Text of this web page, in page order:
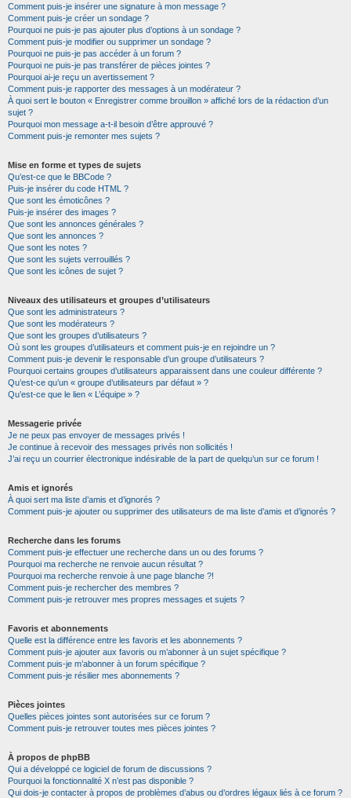
Comment puis-je insérer une signature à mon message ?
Comment puis-je créer un sondage ?
Pourquoi ne puis-je pas ajouter plus d’options à un sondage ?
Comment puis-je modifier ou supprimer un sondage ?
Pourquoi ne puis-je pas accéder à un forum ?
Pourquoi ne puis-je pas transférer de pièces jointes ?
Pourquoi ai-je reçu un avertissement ?
Comment puis-je rapporter des messages à un modérateur ?
À quoi sert le bouton « Enregistrer comme brouillon » affiché lors de la rédaction d’un
sujet ?
Pourquoi mon message a-t-il besoin d’être approuvé ?
Comment puis-je remonter mes sujets ?
Mise en forme et types de sujets
Qu’est-ce que le BBCode ?
Puis-je insérer du code HTML ?
Que sont les émoticônes ?
Puis-je insérer des images ?
Que sont les annonces générales ?
Que sont les annonces ?
Que sont les notes ?
Que sont les sujets verrouillés ?
Que sont les icônes de sujet ?
Niveaux des utilisateurs et groupes d’utilisateurs
Que sont les administrateurs ?
Que sont les modérateurs ?
Que sont les groupes d’utilisateurs ?
Où sont les groupes d’utilisateurs et comment puis-je en rejoindre un ?
Comment puis-je devenir le responsable d’un groupe d’utilisateurs ?
Pourquoi certains groupes d’utilisateurs apparaissent dans une couleur différente ?
Qu’est-ce qu’un « groupe d’utilisateurs par défaut » ?
Qu’est-ce que le lien « L’équipe » ?
Messagerie privée
Je ne peux pas envoyer de messages privés !
Je continue à recevoir des messages privés non sollicités !
J’ai reçu un courrier électronique indésirable de la part de quelqu’un sur ce forum !
Amis et ignorés
À quoi sert ma liste d’amis et d’ignorés ?
Comment puis-je ajouter ou supprimer des utilisateurs de ma liste d’amis et d’ignorés ?
Recherche dans les forums
Comment puis-je effectuer une recherche dans un ou des forums ?
Pourquoi ma recherche ne renvoie aucun résultat ?
Pourquoi ma recherche renvoie à une page blanche ?!
Comment puis-je rechercher des membres ?
Comment puis-je retrouver mes propres messages et sujets ?
Favoris et abonnements
Quelle est la différence entre les favoris et les abonnements ?
Comment puis-je ajouter aux favoris ou m’abonner à un sujet spécifique ?
Comment puis-je m’abonner à un forum spécifique ?
Comment puis-je résilier mes abonnements ?
Pièces jointes
Quelles pièces jointes sont autorisées sur ce forum ?
Comment puis-je retrouver toutes mes pièces jointes ?
À propos de phpBB
Qui a développé ce logiciel de forum de discussions ?
Pourquoi la fonctionnalité X n’est pas disponible ?
Qui dois-je contacter à propos de problèmes d’abus ou d’ordres légaux liés à ce forum ?